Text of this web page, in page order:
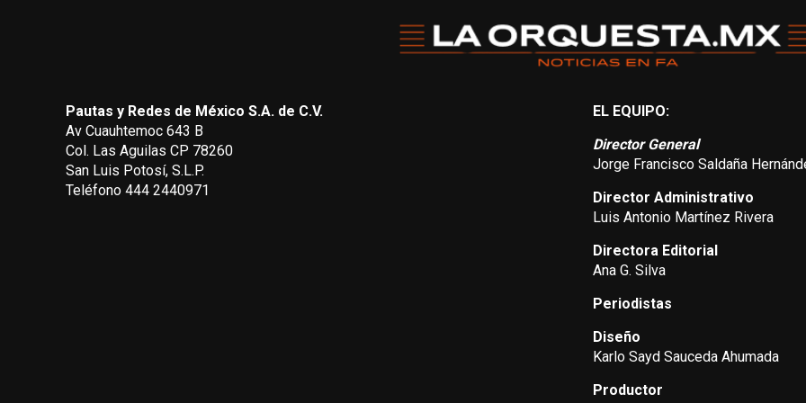
Pautas y Redes de México S.A. de C.V.
Av Cuauhtemoc 643 B
Col. Las Aguilas CP 78260
San Luis Potosí, S.L.P.
Teléfono 444 2440971
EL EQUIPO:
Director General
Jorge Francisco Saldaña
Director Administrativo
Luis Antonio Martínez Rivera
Directora Editorial
Ana G. Silva
Periodistas
Diseño
Karlo Sayd Sauceda Ahumada
Productor